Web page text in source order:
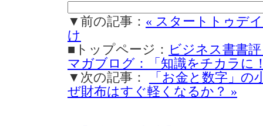
▼前の記事： « スタートトゥデ
け
■トップページ： ビジネス書書
マガブログ：「知識をチカラに
▼次の記事：
「お金と数字」
ぜ財布はすぐ軽くなるか？ »